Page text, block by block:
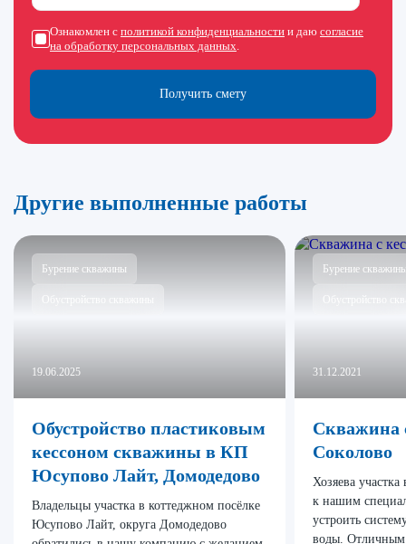
Получить смету
Ознакомлен с политикой конфиденциальности и даю согласие
на обработку персональных данных.
Другие выполненные работы
Бурение скважины
Обустройство скважины
19.06.2025
Обустройство пластиковым
кессоном скважины в КП
Юсупово Лайт, Домодедово
Владельцы участка в коттеджном посёлке
Юсупово Лайт, округа Домодедово
Бурение
Обустройство
31.12.2021
Скважина
Соколово
Хозяева
к нашим
устроить
воды.